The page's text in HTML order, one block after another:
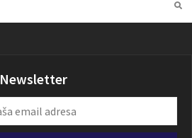
Newsletter